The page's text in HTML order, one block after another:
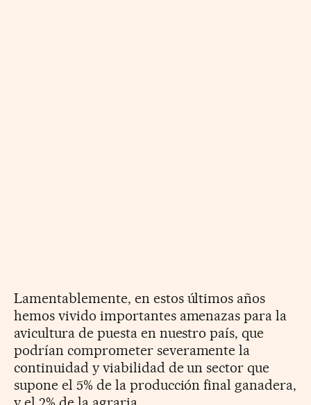
Lamentablemente, en estos últimos años
hemos vivido importantes amenazas para la
avicultura de puesta en nuestro país, que
podrían comprometer severamente la
continuidad y viabilidad de un sector que
supone el 5% de la producción final ganadera,